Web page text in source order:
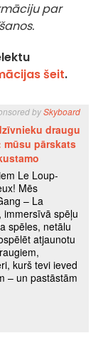
par
šeit.